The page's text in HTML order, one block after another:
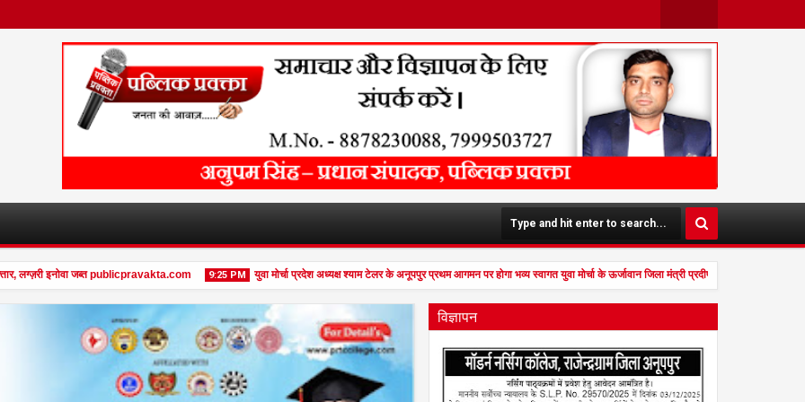
Twit
Face
Boo
K
इनोवा जब्त publicpravakta.com 9:25 PM
Feb
युवा मोर्चा प्रदेश अध्यक्ष श्याम टेलर के अनूपपुर प्रथम आगमन पर होगा भव्य स्वागत युवा मोर्चा के ऊर्जावान जिला मंत्री प्रदीप मिश्रा ने सभी युवाओं से
विज्ञापन